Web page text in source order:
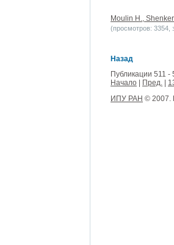
Moulin H.,
(просмотров: 3354,
Назад
Публикации 511 -
Начало
Пред.
ИПУ РАН © 2007.